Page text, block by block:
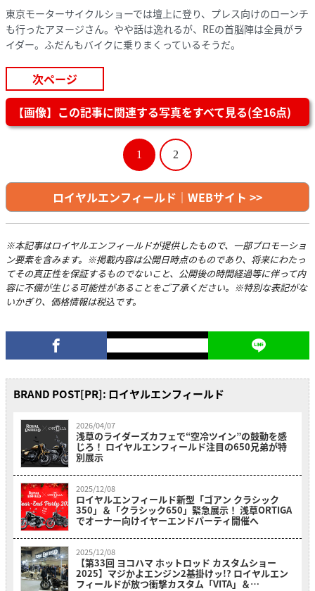
東京モーターサイクルショーでは壇上に登り、プレス向けのローンチ
も行ったアヌージさん。やや話は逸れるが、REの首脳陣は全員がラ
イダー。ふだんもバイクに乗りまくっているそうだ。
次ページ
【画像】この記事に関連する写真をすべて見る(全16点)
1 2
ロイヤルエンフィールド｜WEBサイト >>
※本記事はロイヤルエンフィールドが提供したもので、一部プロモーショ
ン要素を含みます。※掲載内容は公開日時点のものであり、将来にわたっ
てその真正性を保証するものでないこと、公開後の時間経過等に伴って内
容に不備が生じる可能性があることをご了承ください。※特別な表記がな
いかぎり、価格情報は税込です。
BRAND POST[PR]: ロイヤルエンフィールド
2026/04/07
浅草のライダーズカフェで“空冷ツイン”の鼓動を感
じろ！ ロイヤルエンフィールド注目の650兄弟が特
別展示
2025/12/08
ロイヤルエンフィールド新型「ゴアン クラシック
350」＆「クラシック650」緊急展示！ 浅草ORTIGA
でオーナー向けイヤーエンドパーティ開催へ
2025/12/08
【第33回 ヨコハマ ホットロッド カスタムショー
2025】マジかよエンジン2基掛けッ!? ロイヤルエン
フィールドが放つ衝撃カスタム「VITA」＆